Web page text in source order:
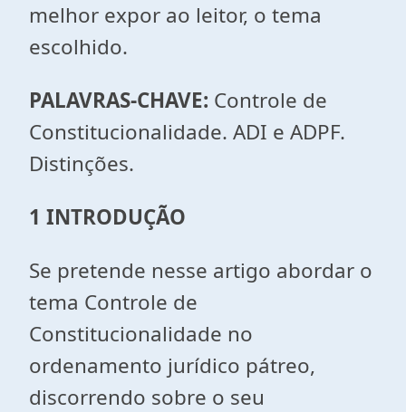
melhor expor ao leitor, o tema
escolhido.
PALAVRAS-CHAVE: Controle de
Constitucionalidade. ADI e ADPF.
Distinções.
1 INTRODUÇÃO
Se pretende nesse artigo abordar o
tema Controle de
Constitucionalidade no
ordenamento jurídico pátreo,
discorrendo sobre o seu